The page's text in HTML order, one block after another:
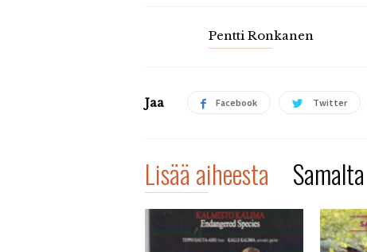
Pentti Ronkanen
Jaa Facebook Twitter
Lisää aiheesta